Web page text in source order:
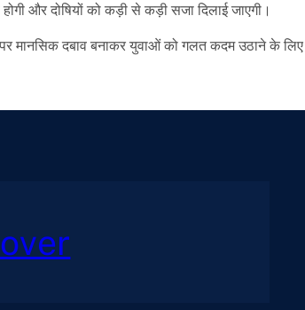
और दोषियों को कड़ी से कड़ी सजा दिलाई जाएगी।
मानसिक दबाव बनाकर युवाओं को गलत कदम उठाने के